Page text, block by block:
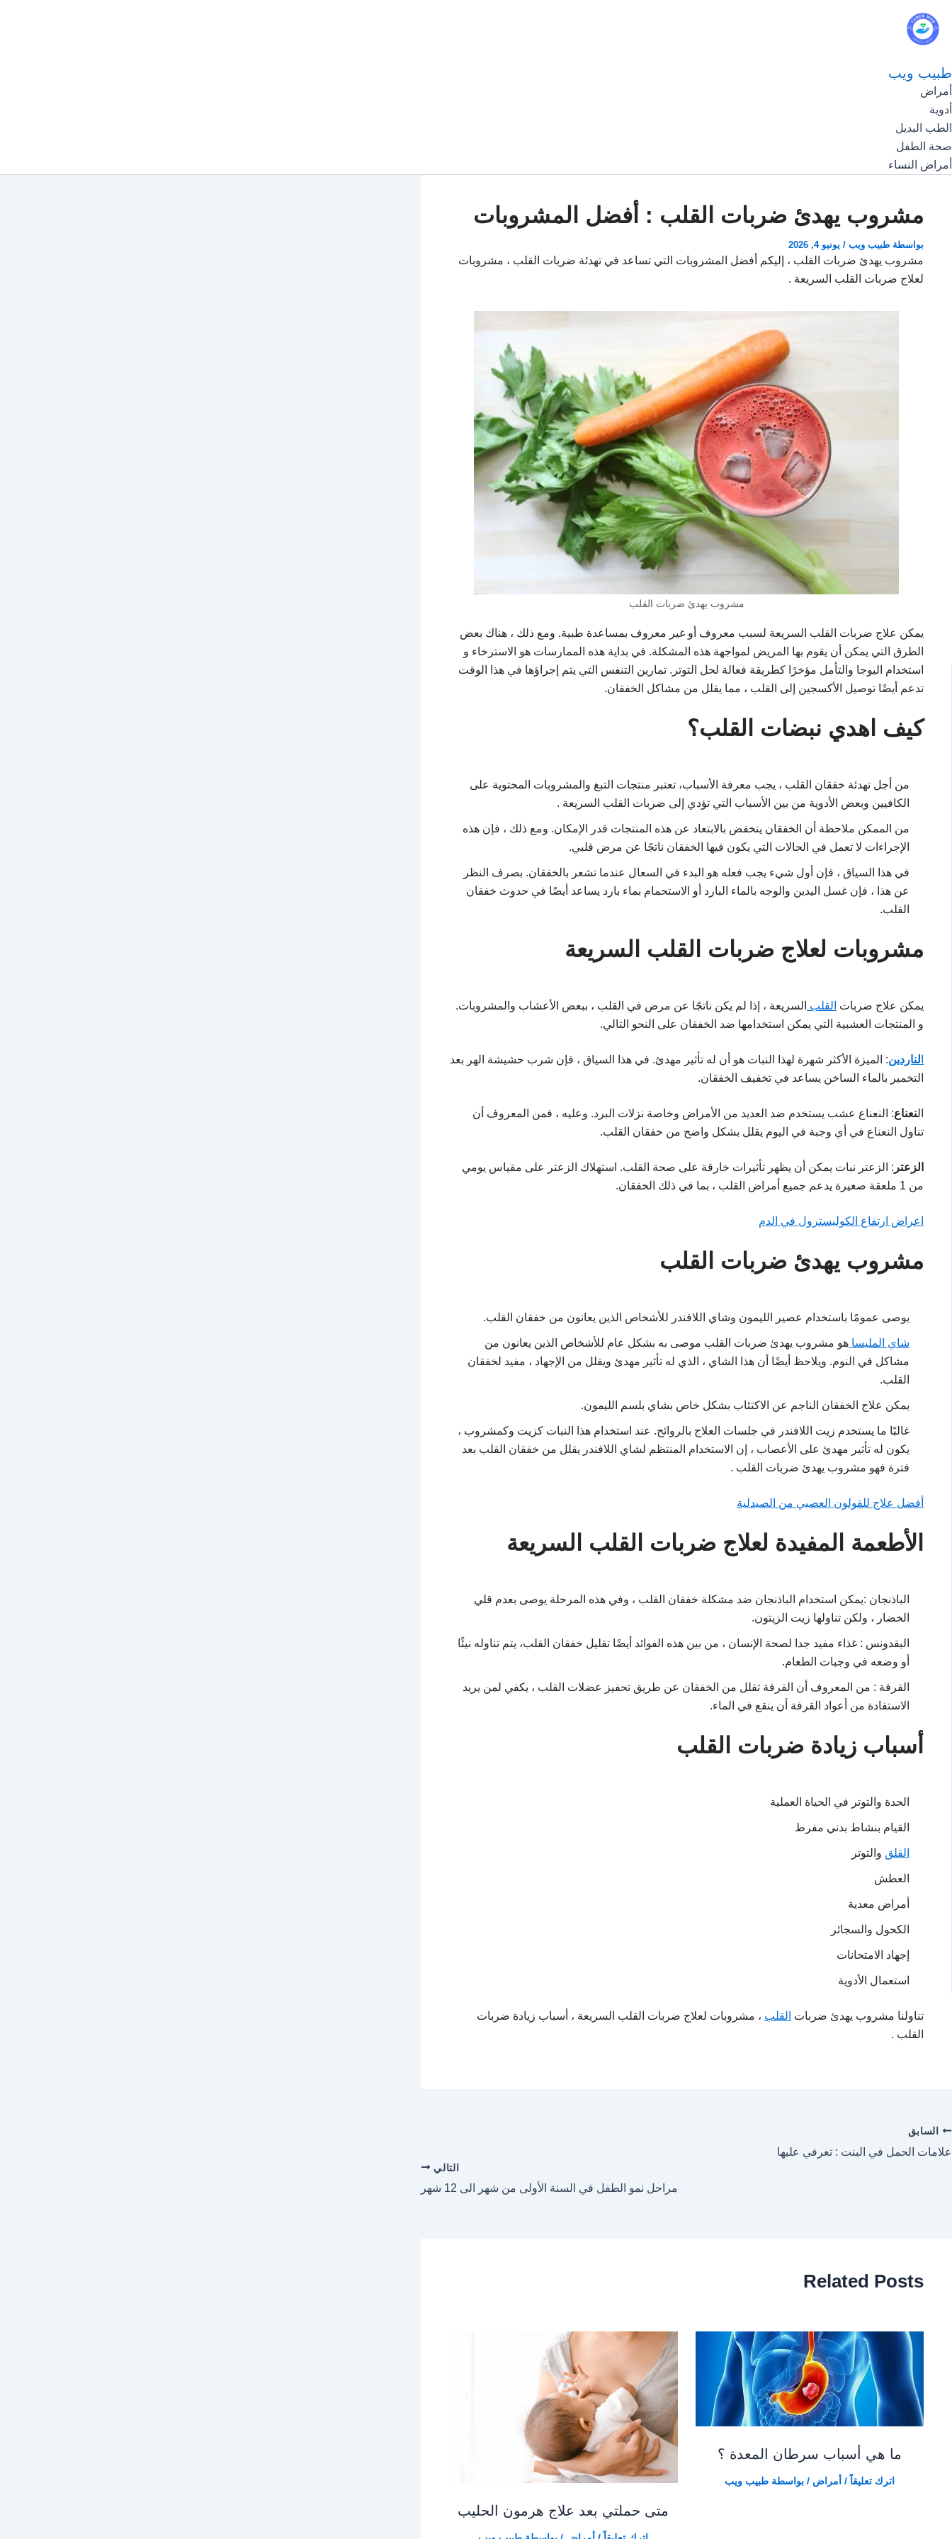
طبيب ويب
أمراض
أدوية
الطب البديل
صحة الطفل
أمراض النساء
مشروب يهدئ ضربات القلب : أفضل المشروبات
بواسطة طبيب ويب / يونيو 4, 2026
مشروب يهدئ ضربات القلب ، إليكم أفضل المشروبات التي تساعد في تهدئة ضربات القلب ، مشروبات
لعلاج ضربات القلب السريعة .
مشروب يهدئ ضربات القلب
يمكن علاج ضربات القلب السريعة لسبب معروف أو غير معروف بمساعدة طبية. ومع ذلك ، هناك بعض
الطرق التي يمكن أن يقوم بها المريض لمواجهة هذه المشكلة. في بداية هذه الممارسات هو الاسترخاء و
استخدام اليوجا والتأمل مؤخرًا كطريقة فعالة لحل التوتر. تمارين التنفس التي يتم إجراؤها في هذا الوقت
تدعم أيضًا توصيل الأكسجين إلى القلب ، مما يقلل من مشاكل الخفقان.
كيف اهدي نبضات القلب؟
من أجل تهدئة خفقان القلب ، يجب معرفة الأسباب، تعتبر منتجات التبغ والمشروبات المحتوية على
الكافيين وبعض الأدوية من بين الأسباب التي تؤدي إلى ضربات القلب السريعة .
من الممكن ملاحظة أن الخفقان ينخفض ​​بالابتعاد عن هذه المنتجات قدر الإمكان. ومع ذلك ، فإن هذه
الإجراءات لا تعمل في الحالات التي يكون فيها الخفقان ناتجًا عن مرض قلبي.
في هذا السياق ، فإن أول شيء يجب فعله هو البدء في السعال عندما تشعر بالخفقان. بصرف النظر
عن هذا ، فإن غسل اليدين والوجه بالماء البارد أو الاستحمام بماء بارد يساعد أيضًا في حدوث خفقان
القلب.
مشروبات لعلاج ضربات القلب السريعة
يمكن علاج ضربات القلب السريعة ، إذا لم يكن ناتجًا عن مرض في القلب ، ببعض الأعشاب والمشروبات.
و المنتجات العشبية التي يمكن استخدامها ضد الخفقان على النحو التالي.
لناردين: الميزة الأكثر شهرة لهذا النبات هو أن له تأثير مهدئ. في هذا السياق ، فإن شرب حشيشة الهر بعد
التخمير بالماء الساخن يساعد في تخفيف الخفقان.
النعناع: النعناع عشب يستخدم ضد العديد من الأمراض وخاصة نزلات البرد. وعليه ، فمن المعروف أن
تناول النعناع في أي وجبة في اليوم يقلل بشكل واضح من خفقان القلب.
الزعتر : الزعتر نبات يمكن أن يظهر تأثيرات خارقة على صحة القلب. استهلاك الزعتر على مقياس يومي
من 1 ملعقة صغيرة يدعم جميع أمراض القلب ، بما في ذلك الخفقان.
اعراض ارتفاع الكوليسترول في الدم
مشروب يهدئ ضربات القلب
يوصى عمومًا باستخدام عصير الليمون وشاي اللافندر للأشخاص الذين يعانون من خفقان القلب.
شاي المليسا هو مشروب يهدئ ضربات القلب موصى به بشكل عام للأشخاص الذين يعانون من
مشاكل في النوم. ويلاحظ أيضًا أن هذا الشاي ، الذي له تأثير مهدئ ويقلل من الإجهاد ، مفيد لخفقان
القلب.
يمكن علاج الخفقان الناجم عن الاكتئاب بشكل خاص بشاي بلسم الليمون.
غالبًا ما يستخدم زيت اللافندر في جلسات العلاج بالروائح. عند استخدام هذا النبات كزيت وكمشروب ،
يكون له تأثير مهدئ على الأعصاب ، إن الاستخدام المنتظم لشاي اللافندر يقلل من خفقان القلب بعد
فترة فهو مشروب يهدئ ضربات القلب .
أفضل علاج للقولون العصبي من الصيدلية
الأطعمة المفيدة لعلاج ضربات القلب السريعة
الباذنجان :يمكن استخدام الباذنجان ضد مشكلة خفقان القلب ، وفي هذه المرحلة يوصى بعدم قلي
الخضار ، ولكن تناولها زيت الزيتون.
البقدونس : غذاء مفيد جدا لصحة الإنسان ، من بين هذه الفوائد أيضًا تقليل خفقان القلب، يتم تناوله نيئًا
أو وضعه في وجبات الطعام.
القرفة : من المعروف أن القرفة تقلل من الخفقان عن طريق تحفيز عضلات القلب ، يكفي لمن يريد
الاستفادة من أعواد القرفة أن ينقع في الماء.
أسباب زيادة ضربات القلب
الحدة والتوتر في الحياة العملية
القيام بنشاط بدني مفرط
القلق والتوتر
العطش
أمراض معدية
الكحول والسجائر
إجهاد الامتحانات
استعمال الأدوية
تناولنا مشروب يهدئ ضربات القلب ، مشروبات لعلاج ضربات القلب السريعة ، أسباب زيادة ضربات
القلب .
السابق
علامات الحمل في البنت : تعرفي عليها
التالي
مراحل نمو الطفل في السنة الأولى من شهر الى 12 شهر
Related Posts
ما هي أسباب سرطان المعدة ؟
اترك تعليقاً / أمراض / بواسطة طبيب ويب
متى حملتي بعد علاج هرمون الحليب